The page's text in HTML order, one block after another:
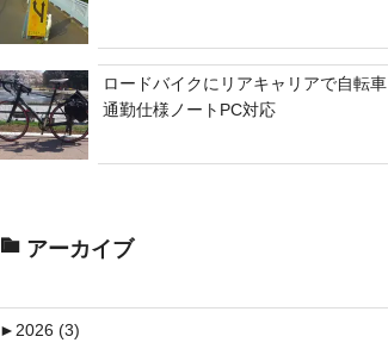
ロードバイクにリアキャリアで自転車
通勤仕様ノートPC対応
アーカイブ
►2026 (3)